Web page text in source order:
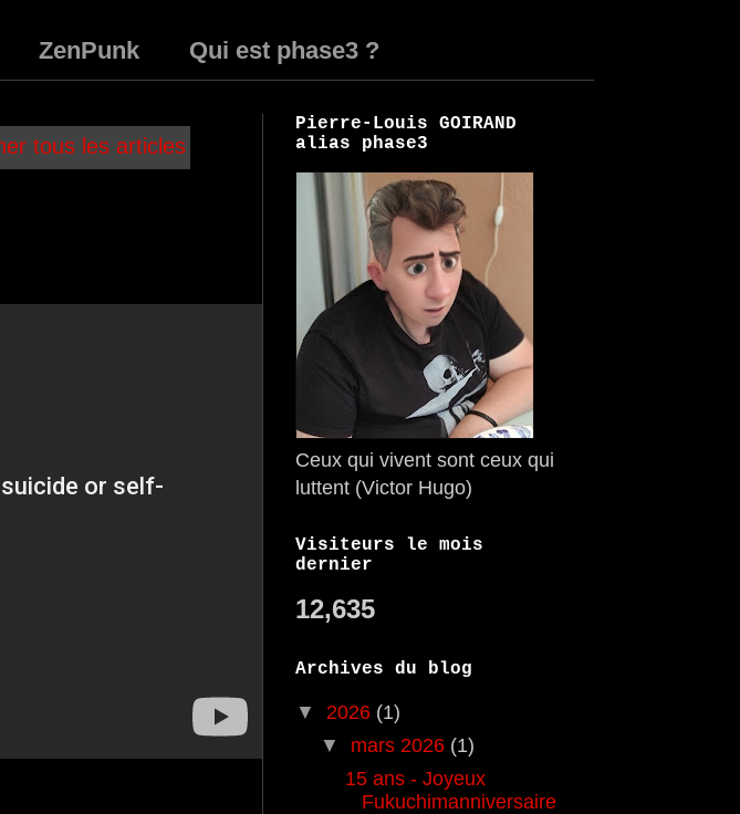
ZenPunk Qui est phase3 ?
tous les articles
Pierre-Louis GOIRAND
alias phase3
Ceux qui vivent sont ceux qui
luttent (Victor Hugo)
Visiteurs le mois
dernier
12,635
Archives du blog
▼ 2026 (1)
▼ mars 2026 (1)
15 ans - Joyeux
Fukuchimanniversaire